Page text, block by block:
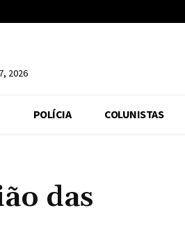
2026
POLÍCIA COLUNISTAS
das